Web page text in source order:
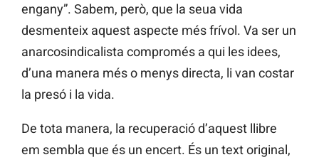
engany”. Sabem, però, que la seua vida
desmenteix aquest aspecte més frívol. Va ser un
anarcosindicalista compromés a qui les idees,
d’una manera més o menys directa, li van costar
la presó i la vida.
De tota manera, la recuperació d’aquest llibre
em sembla que és un encert. És un text original,